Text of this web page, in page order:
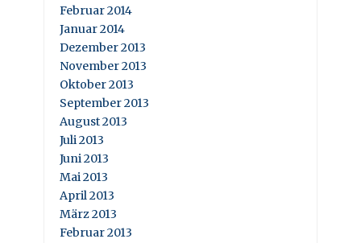
Februar 2014
Januar 2014
Dezember 2013
November 2013
Oktober 2013
September 2013
August 2013
Juli 2013
Juni 2013
Mai 2013
April 2013
März 2013
Februar 2013